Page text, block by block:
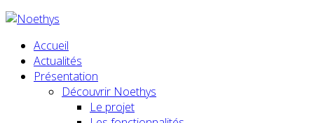
Accueil
Actualités
Présentation
Découvrir Noethys
Le projet